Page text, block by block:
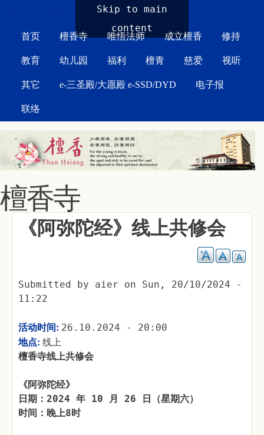
Skip to main
content
首页 檀香寺 唯悟法师 成立檀香 修持
教育 幼儿园 福利 檀青 慈爱 视听
其它 e-三圣殿/大愿殿 e-SSD/DYD 电子报
联络
檀香寺
《阿弥陀经》线上共修会
Submitted by aier on Sun, 20/10/2024 -
11:22
活动时间: 26.10.2024 - 20:00
地点: 线上
檀香寺线上共修会
《阿弥陀经》
日期：2024 年 10 月 26 日（星期六）
时间：晚上8时